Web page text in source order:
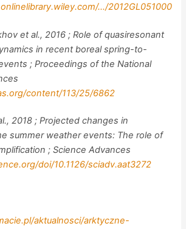
…/2012GL051000
et al., 2016 ; Role of quasiresonant
in recent boreal spring-to-
; Proceedings of the National
content/113/25/6862
2018 ; Projected changes in
summer weather events: The role of
; Science Advances
doi/10.1126/sciadv.aat3272
aktualnosci/arktyczne-